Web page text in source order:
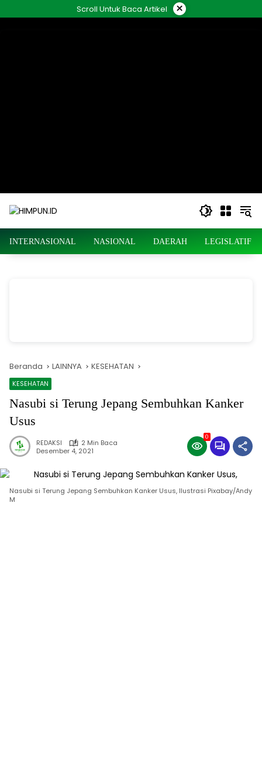
ke
Scroll Untuk Baca Artikel ×
INTERNASIONAL NASIONAL DAERAH LEGISLATIF
Beranda LAINNYA KESEHATAN
KESEHATAN
Nasubi si Terung Jepang Sembuhkan Kanker
Usus
REDAKSI
2 Min Baca
Desember 4, 2021
0
Nasubi si Terung Jepang Sembuhkan Kanker Usus, Ilustrasi Pixabay/Andy
M